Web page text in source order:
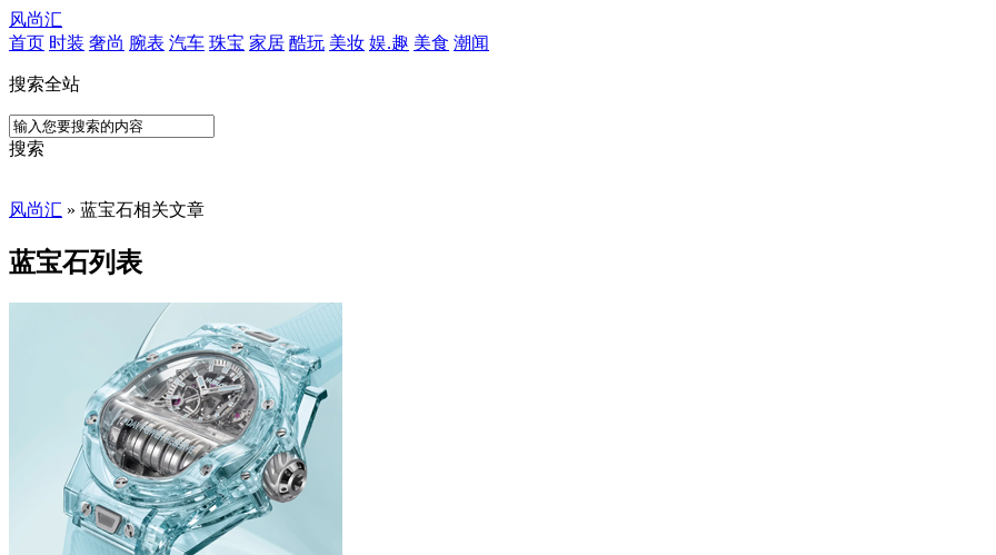
风尚汇
首页 时装 奢尚 腕表 汽车 珠宝 家居 酷玩 美妆 娱.趣 美食 潮闻
搜索全站
搜索
风尚汇 » 蓝宝石相关文章
蓝宝石列表